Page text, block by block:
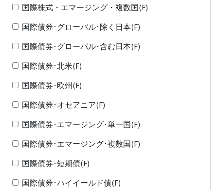
国際株式・エマージング・複数国(F)
国際債券･グローバル･除く日本(F)
国際債券･グローバル･含む日本(F)
国際債券･北米(F)
国際債券･欧州(F)
国際債券･オセアニア(F)
国際債券･エマージング･単一国(F)
国際債券･エマージング･複数国(F)
国際債券･短期債(F)
国際債券･ハイイールド債(F)